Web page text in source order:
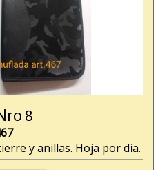
8
y anillas. Hoja por dia.